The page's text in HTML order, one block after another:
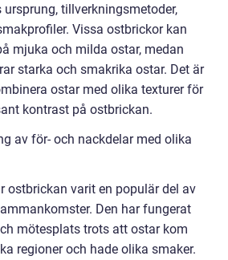
tillverkningsmetoder,
Vissa ostbrickor kan
mjuka och milda ostar, medan
starka och smakrika ostar. Det är
ostar med olika texturer för
kontrast på ostbrickan.
av för- och nackdelar med olika
ostbrickan varit en populär del av
Den har fungerat
mötesplats trots att ostar kom
regioner och hade olika smaker.